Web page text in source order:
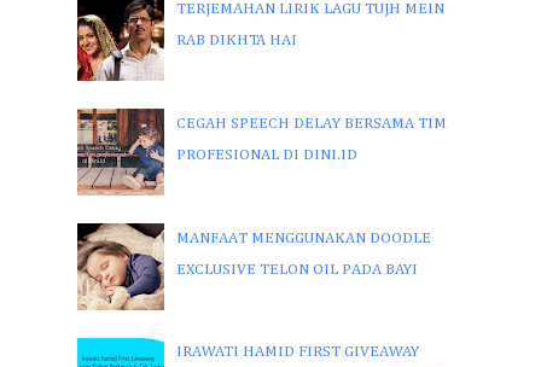
TERJEMAHAN LIRIK LAGU TUJH MEIN
RAB DIKHTA HAI
CEGAH SPEECH DELAY BERSAMA TIM
PROFESIONAL DI DINI.ID
MANFAAT MENGGUNAKAN DOODLE
EXCLUSIVE TELON OIL PADA BAYI
IRAWATI HAMID FIRST GIVEAWAY